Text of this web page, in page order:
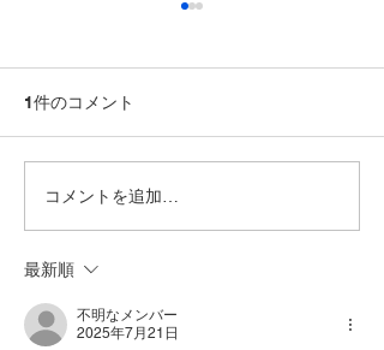
【11月2日（日）・24日
（祝月）SSリーグ・Bブ
ロック】
1件のコメント
コメントを追加…
最新順
不明なメンバー
2025年7月21日